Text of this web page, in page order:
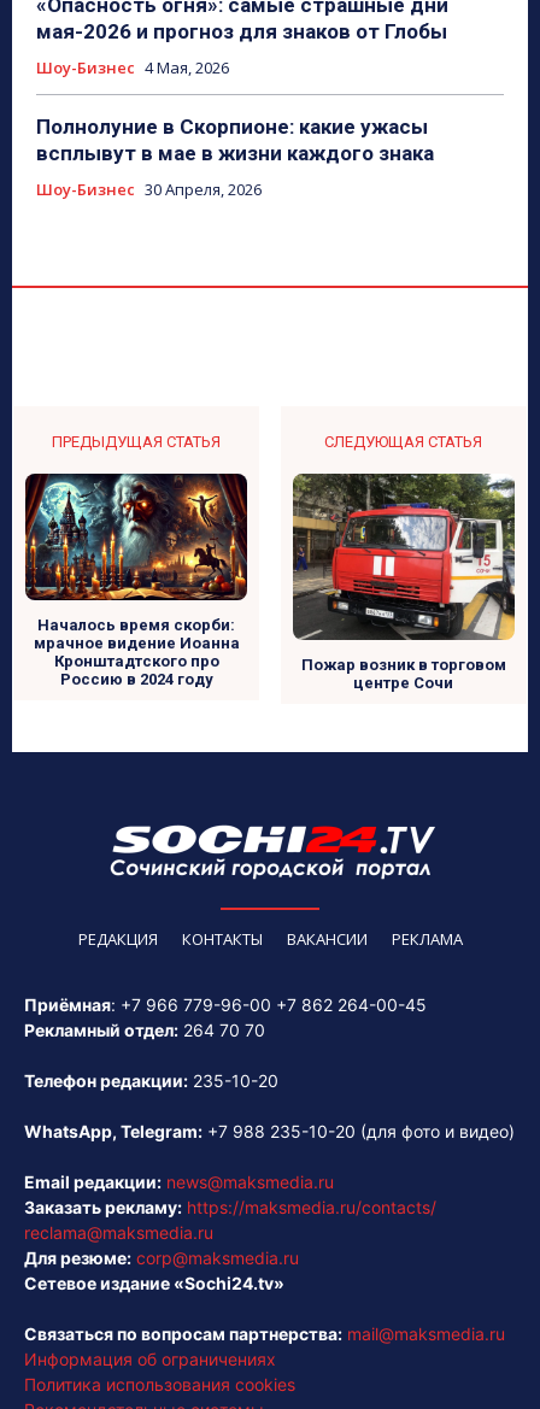
мая-2026 и прогноз для знаков от Глобы
Шоу-Бизнес 4 Мая, 2026
Полнолуние в Скорпионе: какие ужасы
всплывут в мае в жизни каждого знака
Шоу-Бизнес 30 Апреля, 2026
ПРЕДЫДУЩАЯ СТАТЬЯ
Началось время скорби:
мрачное видение Иоанна
Кронштадтского про
Россию в 2024 году
СЛЕДУЮЩАЯ СТАТЬЯ
Пожар возник в торговом
центре Сочи
РЕДАКЦИЯ КОНТАКТЫ ВАКАНСИИ РЕКЛАМА
Приёмная: +7 966 779-96-00 +7 862 264-00-45
Рекламный отдел: 264 70 70
Телефон редакции: 235-10-20
WhatsApp, Telegram: +7 988 235-10-20 (для фото и видео)
Email редакции: news@maksmedia.ru
Заказать рекламу: https://maksmedia.ru/contacts/
reclama@maksmedia.ru
Для резюме: corp@maksmedia.ru
Сетевое издание «Sochi24.tv»
Связаться по вопросам партнерства: mail@maksmedia.ru
Информация об ограничениях
Политика использования cookies